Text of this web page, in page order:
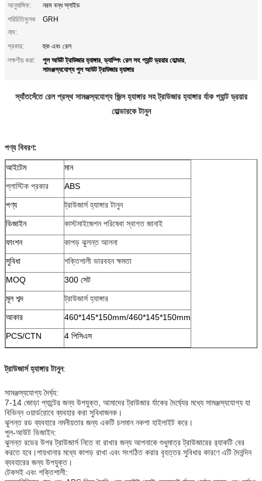
আনুষাঙ্গিক:
নরম বন্ধ স্লাইড
পরিচিতিমুলক
নাম:
GRH
প্রকার:
হুক এবং রেল
লক্ষণীয় করা:
পুল আউট ট্রাউজার হ্যাঙ্গার,ড্যাম্পিং রেল সহ প্যান্ট ড্রয়ার হোল্ডার,
সামঞ্জস্যযোগ্য পুল আউট ট্রাউজার হ্যাঙ্গার
স্যাঁতসেঁতে রেল প্রস্থ সামঞ্জস্যযোগ্য জিন্স হ্যাঙ্গার সহ ট্রাউজার হ্যাঙ্গার র্যাক প্যান্ট ড্রয়ার
হোল্ডারকে টানুন
পণ্য বিবরণ:
আইটেম
মান
প্লাস্টিক প্রকার
ABS
পণ্য
ট্রাউজার্স হ্যাঙ্গার টানুন
ডিজাইন
কাস্টমাইজেশন পরিষেবা স্বাগত জানাই
ফাংশন
কাপড় ঝুলন্ত আলনা
সুবিধা
শক্তিশালী ভারবহন ক্ষমতা
MOQ
300 সেট
মূল শব্দ
ট্রাউজার্স হ্যাঙ্গার
আকার
460*145*150mm/460*145*150mm
PCS/CTN
4 পিসিএস
ট্রাউজার্স হ্যাঙ্গার টানুন:
সামঞ্জস্যযোগ্য দৈর্ঘ্য:
7-14 জোড়া প্যান্টের জন্য উপযুক্ত, আমাদের ট্রাউজার র্যাকের দৈর্ঘ্যের মধ্যে সামঞ্জস্যযোগ্য যা
বিভিন্ন ওয়ার্ডরোবে ব্যবহার করা সুবিধাজনক।
ঝুলন্ত রড ব্যবহারে নমনীয়তার জন্য একটি চলমান নকশা হাইলাইট করে।
পুল-আউট ডিজাইন:
ঝুলন্ত রডের উপর ট্রাউজার্স নিতে বা রাখার জন্য আপনাকে শুধুমাত্র ট্রাউজারের র‌্যাকটি বের
করতে হবে।পায়খানার মধ্যে কাপড় রাখা এবং সংগঠিত করার বৃহত্তর সুবিধার কারণে এটি দৈনন্দিন
ব্যবহারের জন্য উপযুক্ত।
টেকসই এবং শক্তিশালী: